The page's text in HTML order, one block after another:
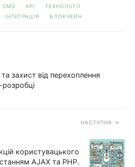
CMS API
ТЕХНОЛОГІЇ
ІНТЕГРАЦІЯ БЛОКЧЕЙН
захист від перехоплення
розробці
НАСТУПНА
користувацького
AJAX та PHP.